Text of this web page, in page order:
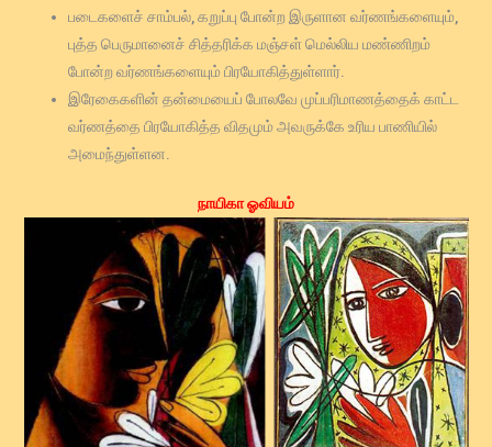
படைகளைச் சாம்பல், கறுப்பு போன்ற இருளான வர்ணங்களையும்,
புத்த பெருமானைச் சித்தரிக்க மஞ்சள் மெல்லிய மண்ணிறம்
போன்ற வர்ணங்களையும் பிரயோகித்துள்ளார்.
இரேகைகளின் தன்மையைப் போலவே முப்பரிமாணத்தைக் காட்ட
வர்ணத்தை பிரயோகித்த விதமும் அவருக்கே உரிய பாணியில்
அமைந்துள்ளன.
நாயிகா ஓவியம்